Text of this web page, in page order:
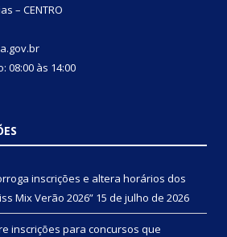
– CENTRO
08:00 às 14:00
inscrições e altera horários dos
Mix Verão 2026” 15 de julho de 2026
inscrições para concursos que